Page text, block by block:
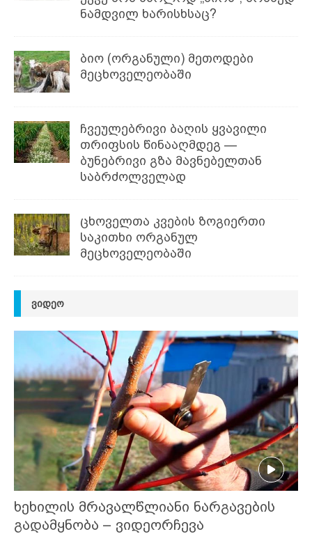
ნამდვილ ხარისხსაც?
ბიო (ორგანული) მეთოდები
მეცხოველეობაში
ჩვეულებრივი ბაღის ყვავილი
თრიფსის წინააღმდეგ —
ბუნებრივი გზა მავნებელთან
საბრძოლველად
ცხოველთა კვების ზოგიერთი
საკითხი ორგანულ
მეცხოველეობაში
ᲕᲘᲓᲔᲝ
ხეხილის მრავალწლიანი ნარგავების
გადამყნობა – ვიდეორჩევა